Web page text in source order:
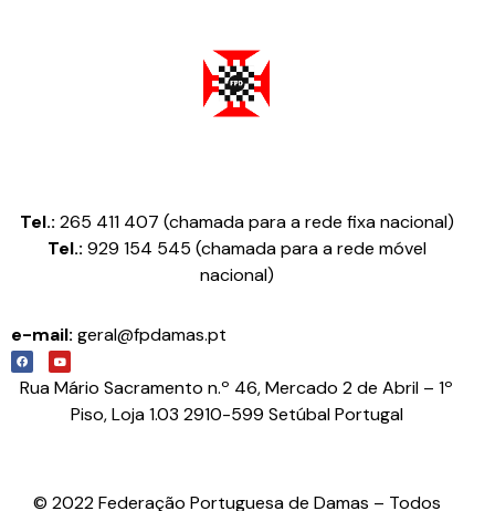
Tel.: 265 411 407 (chamada para a rede fixa nacional)
Tel.: 929 154 545 (chamada para a rede móvel
nacional)
e-mail: geral@fpdamas.pt
Rua Mário Sacramento n.º 46, Mercado 2 de Abril – 1º
Piso, Loja 1.03 2910-599 Setúbal Portugal
© 2022 Federação Portuguesa de Damas – Todos